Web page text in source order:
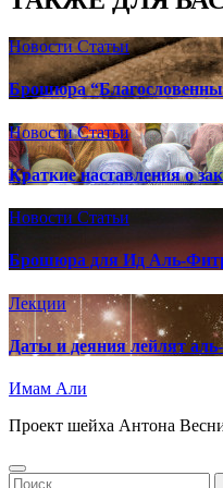
НовостиСтатьи
Брошюра
НовостиСтатьи
Краткие наставления о
Новости Статьи
Брошюра для Ид Аль-Фитр
Лекции
Даты и деяния лейлят
Имам Али
Проект шейха Антона
Найти: